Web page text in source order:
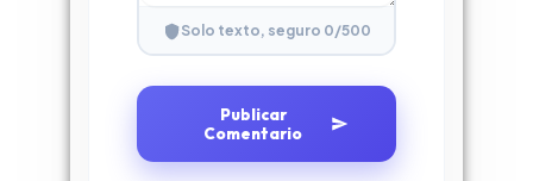
Solo texto, seguro 0/500
Publicar
Comentario